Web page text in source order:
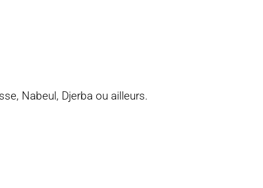
Nabeul, Djerba ou ailleurs.